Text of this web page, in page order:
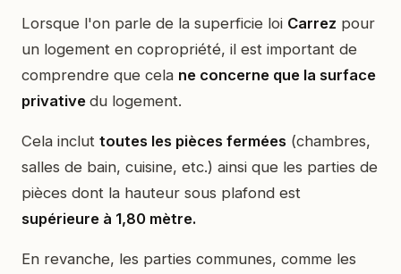
Lorsque l'on parle de la superficie loi Carrez pour
un logement en copropriété, il est important de
comprendre que cela ne concerne que la surface
privative du logement.
Cela inclut toutes les pièces fermées (chambres,
salles de bain, cuisine, etc.) ainsi que les parties de
pièces dont la hauteur sous plafond est
supérieure à 1,80 mètre.
En revanche, les parties communes, comme les